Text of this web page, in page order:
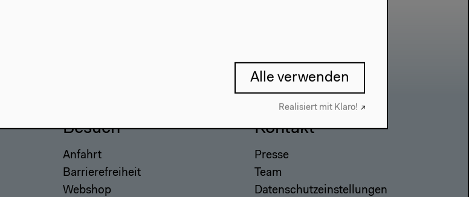
Besuch
Anfahrt
Barrierefreiheit
Webshop
Kontakt
Presse
Team
Datenschutzeinstellungen
Alle verwenden
Realisiert mit Klaro!